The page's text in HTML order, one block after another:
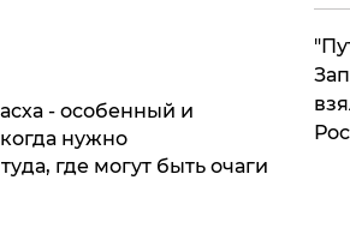
- особенный и
нужно
где могут быть очаги